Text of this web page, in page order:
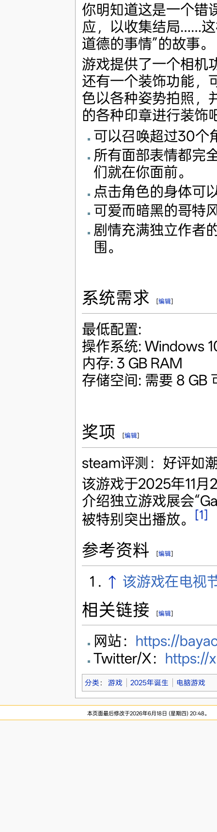
你明知道这是一个错
应，以收集结局……
道德的事情”的故事。
游戏提供了一个相机
还有一个装饰功能，
色以各种姿势拍照，
的各种印章进行装饰
可以召唤超过30个
所有面部表情都完
们就在你面前。
点击角色的身体可
可爱而暗黑的哥特
剧情充满独立作者
围。
系统需求 [编辑]
最低配置:
操作系统: Windows
内存: 3 GB RAM
存储空间: 需要 8 GB
奖项 [编辑]
steam评测：好评如
该游戏于2025年11
介绍独立游戏展会
被特别突出播放。
[1]
参考资料 [编辑]
↑ 该游戏在电视
相关链接 [编辑]
网站： https://
Twitter/X： https://
分类 ： 游戏 2025年诞生 电脑游戏
本页面最后修改于2026年6月18日 (星期四) 20:48。